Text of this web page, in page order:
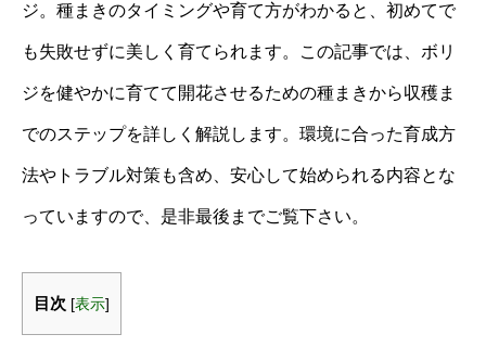
ジ。種まきのタイミングや育て方がわかると、初めてで
も失敗せずに美しく育てられます。この記事では、ボリ
ジを健やかに育てて開花させるための種まきから収穫ま
でのステップを詳しく解説します。環境に合った育成方
法やトラブル対策も含め、安心して始められる内容とな
っていますので、是非最後までご覧下さい。
目次 [表示]